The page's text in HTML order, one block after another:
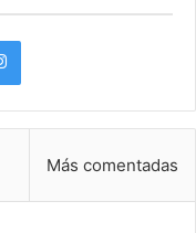
Más comentadas